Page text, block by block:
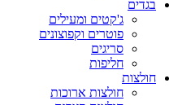
בגדים
ג'קטים ומעילים
פוטרים וקפוצונים
סריגים
חליפות
חולצות
חולצות ארוכות